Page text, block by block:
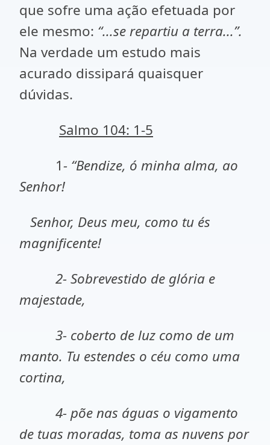
que sofre uma ação efetuada por
ele mesmo: “...se repartiu a terra...”.
Na verdade um estudo mais
acurado dissipará quaisquer
dúvidas.
Salmo 104: 1-5
1- “Bendize, ó minha alma, ao
Senhor!
Senhor, Deus meu, como tu és
magnificente!
2- Sobrevestido de glória e
majestade,
3- coberto de luz como de um
manto. Tu estendes o céu como uma
cortina,
4- põe nas águas o vigamento
de tuas moradas, toma as nuvens por